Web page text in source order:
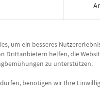
um ein besseres
Drittanbietern helfen, die
zu unterstützen.
benötigen wir Ihre